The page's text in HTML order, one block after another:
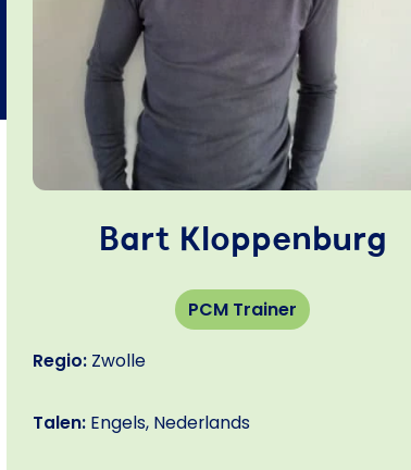
Bart Kloppenburg
PCM Trainer
Regio: Zwolle
Talen: Engels, Nederlands